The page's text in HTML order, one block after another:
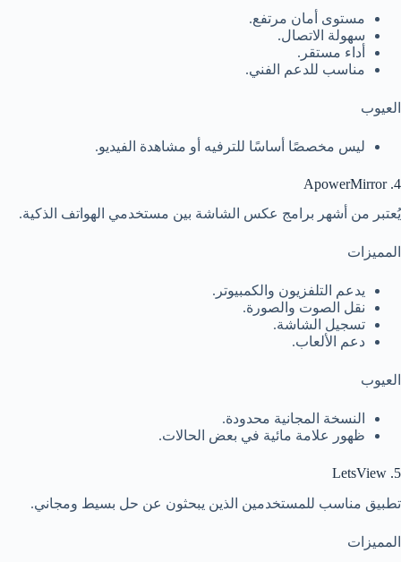
مستوى أمان مرتفع.
سهولة الاتصال.
أداء مستقر.
مناسب للدعم الفني.
العيوب
ليس مخصصًا أساسًا للترفيه أو مشاهدة الفيديو.
4. ApowerMirror
يُعتبر من أشهر برامج عكس الشاشة بين مستخدمي الهواتف الذكية.
المميزات
يدعم التلفزيون والكمبيوتر.
نقل الصوت والصورة.
تسجيل الشاشة.
دعم الألعاب.
العيوب
النسخة المجانية محدودة.
ظهور علامة مائية في بعض الحالات.
5. LetsView
تطبيق مناسب للمستخدمين الذين يبحثون عن حل بسيط ومجاني.
المميزات